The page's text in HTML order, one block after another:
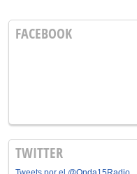
FACEBOOK
TWITTER